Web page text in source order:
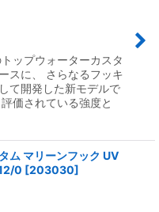
ップウォーターカスタ
スに、 さらなるフッキ
て開発した新モデルで
価されている強度と
ム マリーンフック UV
0 [203030]